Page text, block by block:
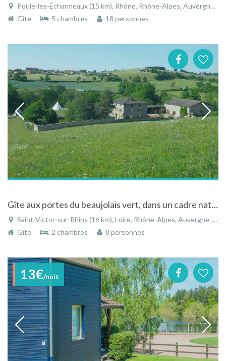
Poule-les-Écharmeaux (15 km), Rhône, Rhône-Alpes, Auvergne-Rhône-Alpes, France
Gîte
5 chambres 18 personnes
Gîte aux portes du beaujolais vert, dans un cadre naturel exceptionnel à Saint-Victor-sur-Rhins
Saint-Victor-sur-Rhins (16 km), Loire, Rhône-Alpes, Auvergne-Rhône-Alpes, France
Gîte
2 chambres 8 personnes
13€/nuit